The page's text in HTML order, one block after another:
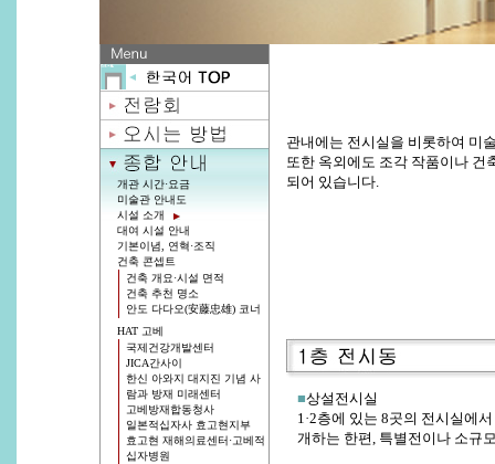
개관 시간·요금
미술관 안내도
시설 소개
대여 시설 안내
기본이념, 연혁·조직
건축 콘셉트
건축 개요·시설 면적
건축 추천 명소
안도 다다오(安藤忠雄) 코너
HAT 고베
국제건강개발센터
JICA간사이
한신 아와지 대지진 기념 사
람과 방재 미래센터
고베방재합동청사
일본적십자사 효고현지부
효고현 재해의료센터·고베적
십자병원
관내에는 전시실을 비롯하여 미
또한 옥외에도 조각 작품이나 건
되어 있습니다.
■상설전시실
1·2층에 있는 8곳의 전시실에
개하는 한편, 특별전이나 소규